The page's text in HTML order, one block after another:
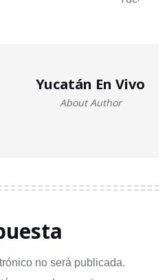
Yucatán En Vivo
About Author
no será publicada.